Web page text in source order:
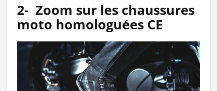
2- Zoom sur les chaussures
moto homologuées CE